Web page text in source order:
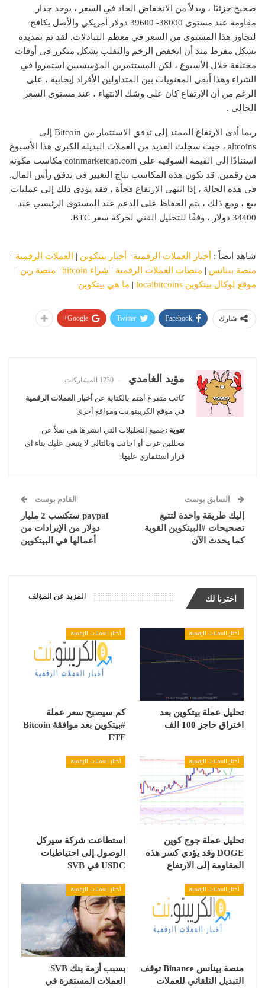
صحيح جزئيًا ، وبدلاً من الانخفاض الحاد في السعر ، يوجد جدار
مقاومة عند مستوى 38000- 39600 دولار أمريكي والأصل يكافح
لتجاوز هذا المستوى من السعر في معظم التبادلات. لقد تم تمديده
بشكل مفرط منذ أن انخفض الزخم والتقلب بشكل متكرر في أوقات
مختلفة خلال الأسبوع ، لكن المستثمرين المؤسسيين استمروا في
الشراء وهذا أبقى المعنويات بين المتداولين الأفراد إيجابية ، على
الرغم من أن الارتفاع كان على وشك الانتهاء ، عند مستوى السعر
الحالي .
ربما أدى الارتفاع الممتد إلى تدفق الاستثمار من Bitcoin إلى
altcoins ، حيث سجلت العديد من العملات البديلة الكبرى هذا الأسبوع
استنادًا إلى القيمة السوقية على coinmarketcap.com مكاسب مكونة
من رقمين. قد تكون هذه المكاسب نتاج التغيير في تدفق رأس المال.
في هذه الحالة ، إذا انتهى الارتفاع فجأة ، فقد يؤدي ذلك إلى عمليات
بيع ، ومع ذلك ، يتم الحفاظ على الدعم عند المستوى الرئيسي عند
34400 دولار ، وفقًا للتحليل الفني لحركة سعر BTC.
شاهد ايضاً : أخبار العملات الرقمية | أخبار بيتكوين | العملات الرقمية |
منصة بينانس | منصات العملات الرقمية | شراء bitcoin | منصة رين |
موقع لوكال بيتكوين localbitcoins
| ما هي بيتكوين
شارك Facebook
Twitter
Google+
مؤيد الغامدي 1230 المشاركات
كاتب متفرغ أهتم بالكتابة عن أخبار العملات الرقمية
في موقع الكريبتو.نت ومواقع أخرى
تنوية :جميع التحليلات التي انشرها هي نقلاً عن
محللين عرب أو اجانب وبالتالي لا ينبغي عليك بناء اي
قرار استثماري عليها.
السابق بوست
إليك طريقة واحدة لتتبع
تصحيحات #البيتكوين القوية
كما يحدث الآن
القادم بوست
paypal ستكسب 2 مليار
دولار من الإيرادات من
أعمالها في البيتكوين
اخترنا لك المزيد عن المؤلف
أخبار العملات الرقمية
تحليل عملة بيتكوين بعد
اختراق حاجز 100 الف
أخبار العملات الرقمية
كم سيصبح سعر عملة
#بيتكوين بعد موافقة Bitcoin
ETF
أخبار العملات الرقمية
تحليل عملة جوج كوين
DOGE وقد يؤدي كسر هذه
المقاومة إلى الارتفاع
أخبار العملات الرقمية
استطاعت شركة سيركل
الوصول إلى احتياطيات
USDC في SVB
أخبار العملات الرقمية
منصة بينانس Binance توقف
التبديل التلقائي للعملات
أخبار العملات الرقمية
بسبب أزمة بنك SVB
العملات المستقرة في